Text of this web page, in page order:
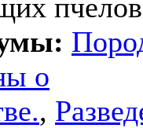
о
,